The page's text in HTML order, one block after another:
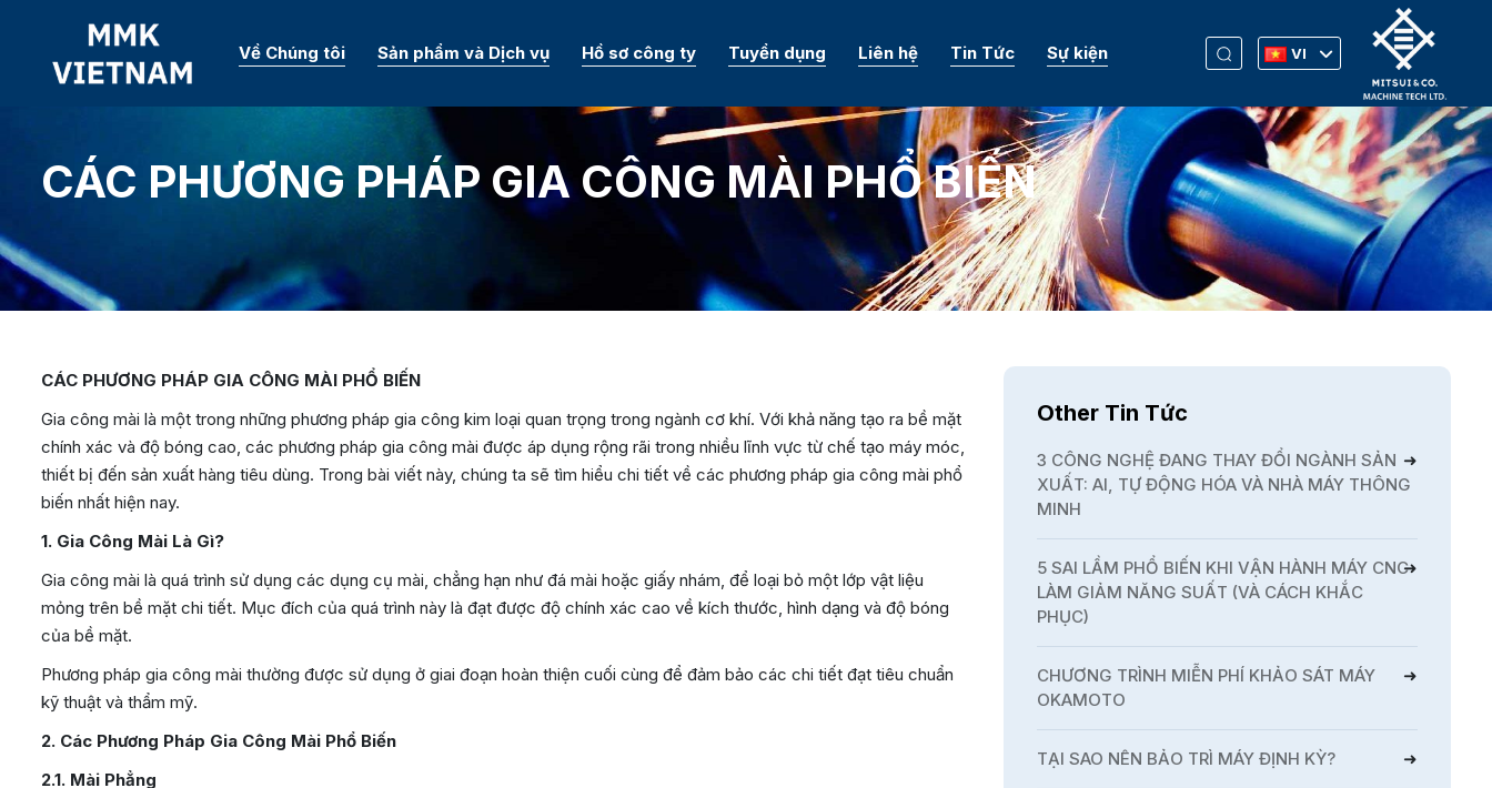
Về Chúng tôi Sản phẩm và Dịch vụ Hồ sơ công ty Tuyển dụng Liên hệ Tin Tức Sự kiện VI
CÁC PHƯƠNG PHÁP GIA CÔNG MÀI PHỔ BIẾN
CÁC PHƯƠNG PHÁP GIA CÔNG MÀI PHỔ BIẾN
Gia công mài là một trong những phương pháp gia công kim loại quan trọng trong ngành cơ khí. Với khả năng tạo ra bề mặt
chính xác và độ bóng cao, các phương pháp gia công mài được áp dụng rộng rãi trong nhiều lĩnh vực từ chế tạo máy móc,
thiết bị đến sản xuất hàng tiêu dùng. Trong bài viết này, chúng ta sẽ tìm hiểu chi tiết về các phương pháp gia công mài phổ
biến nhất hiện nay.
1. Gia Công Mài Là Gì?
Gia công mài là quá trình sử dụng các dụng cụ mài, chẳng hạn như đá mài hoặc giấy nhám, để loại bỏ một lớp vật liệu
mỏng trên bề mặt chi tiết. Mục đích của quá trình này là đạt được độ chính xác cao về kích thước, hình dạng và độ bóng
của bề mặt.
Phương pháp gia công mài thường được sử dụng ở giai đoạn hoàn thiện cuối cùng để đảm bảo các chi tiết đạt tiêu chuẩn
kỹ thuật và thẩm mỹ.
2. Các Phương Pháp Gia Công Mài Phổ Biến
2.1. Mài Phẳng
Other Tin Tức
3 CÔNG NGHỆ ĐANG THAY ĐỔI NGÀNH SẢN
XUẤT: AI, TỰ ĐỘNG HÓA VÀ NHÀ MÁY THÔNG
MINH
5 SAI LẦM PHỔ BIẾN KHI VẬN HÀNH MÁY CNC
LÀM GIẢM NĂNG SUẤT (VÀ CÁCH KHẮC
PHỤC)
CHƯƠNG TRÌNH MIỄN PHÍ KHẢO SÁT MÁY
OKAMOTO
TẠI SAO NÊN BẢO TRÌ MÁY ĐỊNH KỲ?